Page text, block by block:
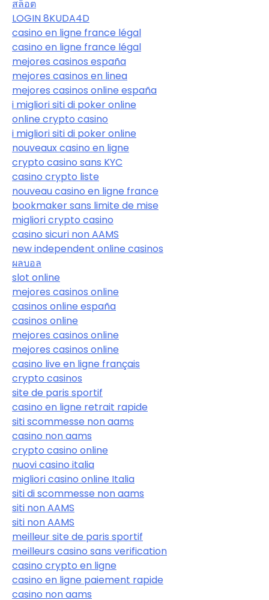
สล็อต
LOGIN 8KUDA4D
casino en ligne france légal
casino en ligne france légal
mejores casinos españa
mejores casinos en linea
mejores casinos online españa
i migliori siti di poker online
online crypto casino
i migliori siti di poker online
nouveaux casino en ligne
crypto casino sans KYC
casino crypto liste
nouveau casino en ligne france
bookmaker sans limite de mise
migliori crypto casino
casino sicuri non AAMS
new independent online casinos
ผลบอล
slot online
mejores casinos online
casinos online españa
casinos online
mejores casinos online
mejores casinos online
casino live en ligne français
crypto casinos
site de paris sportif
casino en ligne retrait rapide
siti scommesse non aams
casino non aams
crypto casino online
nuovi casino italia
migliori casino online Italia
siti di scommesse non aams
siti non AAMS
siti non AAMS
meilleur site de paris sportif
meilleurs casino sans verification
casino crypto en ligne
casino en ligne paiement rapide
casino non aams